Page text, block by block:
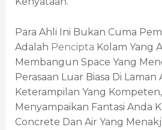
Para Ahli Ini Bukan Cuma
Adalah Pencipta Kolam Yang
Membangun Space Yang
Perasaan Luar Biasa Di Laman
Keterampilan Yang
Menyampaikan Fantasi Anda
Concrete Dan Air Yang